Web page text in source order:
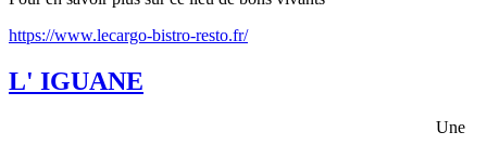
https://www.lecargo-bistro-resto.fr/
L' IGUANE
Une